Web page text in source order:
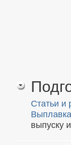
Статьи и
выпуску